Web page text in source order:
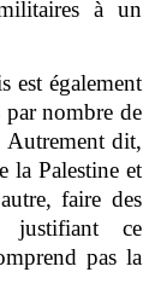
à un
est également
nombre de
Autrement dit,
la Palestine et
faire des
justifiant ce
pas la